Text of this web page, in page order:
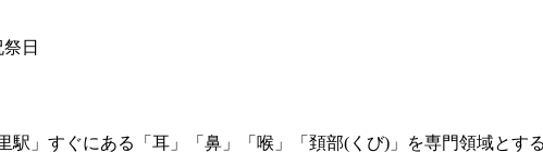
日
駅」すぐにある「耳」「鼻」「喉」「頚部(くび)」を専門領域とす